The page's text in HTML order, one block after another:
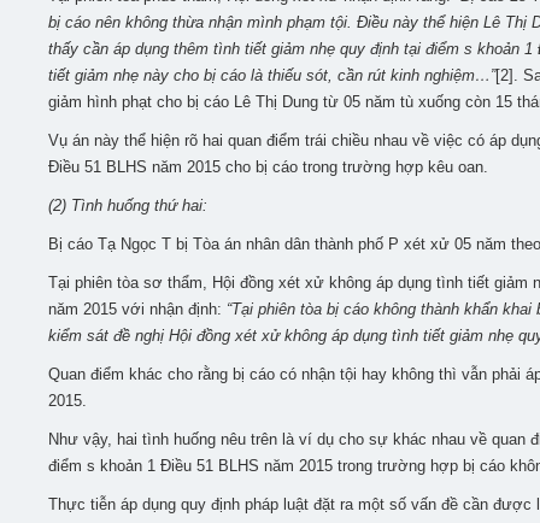
bị cáo nên không thừa nhận mình phạm tội. Điều này thể hiện Lê
thấy cần áp dụng thêm tình tiết giảm nhẹ quy định tại điểm s khoản
tiết giảm nhẹ này cho bị cáo là thiếu sót, cần rút kinh nghiệm…”[2].
giảm hình phạt cho bị cáo Lê Thị Dung từ 05 năm tù xuống còn 15
Vụ án này thể hiện rõ hai quan điểm trái chiều nhau về việc có áp
Điều 51 BLHS năm 2015 cho bị cáo trong trường hợp kêu oan.
(2) Tình huống thứ hai:
Bị cáo Tạ Ngọc T bị Tòa án nhân dân thành phố P xét xử 05 năm
Tại phiên tòa sơ thẩm, Hội đồng xét xử không áp dụng tình tiết giảm
năm 2015 với nhận định: “Tại phiên tòa bị cáo không thành khẩn
kiểm sát đề nghị Hội đồng xét xử không áp dụng tình tiết giảm nhẹ
Quan điểm khác cho rằng bị cáo có nhận tội hay không thì vẫn phải
2015.
Như vậy, hai tình huống nêu trên là ví dụ cho sự khác nhau về quan
điểm s khoản 1 Điều 51 BLHS năm 2015 trong trường hợp bị cáo
Thực tiễn áp dụng quy định pháp luật đặt ra một số vấn đề cần